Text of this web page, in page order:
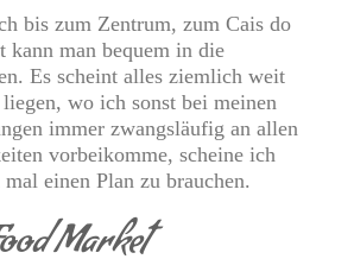
bis zum Zentrum, zum Cais do
kann man bequem in die
Es scheint alles ziemlich weit
liegen, wo ich sonst bei meinen
immer zwangsläufig an allen
vorbeikomme, scheine ich
einen Plan zu brauchen.
Market